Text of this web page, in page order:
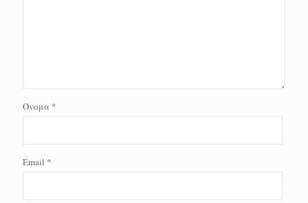
Όνομα *
Email *